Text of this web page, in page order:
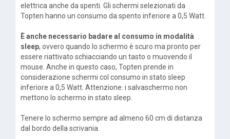
elettrica anche da spenti. Gli schermi selezionati da
Topten hanno un consumo da spento inferiore a 0,5 Watt.
È anche necessario badare al consumo in modalità
sleep, ovvero quando lo schermo è scuro ma pronto per
essere riattivato schiacciando un tasto o muovendo il
mouse. Anche in questo caso, Topten prende in
considerazione schermi col consumo in stato sleep
inferiore a 0,5 Watt. Attenzione: i salvaschermo non
mettono lo schermo in stato sleep.
Tenere lo schermo sempre ad almeno 60 cm di distanza
dal bordo della scrivania.